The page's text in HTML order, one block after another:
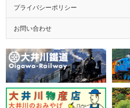
プライバシーポリシー
お問い合わせ